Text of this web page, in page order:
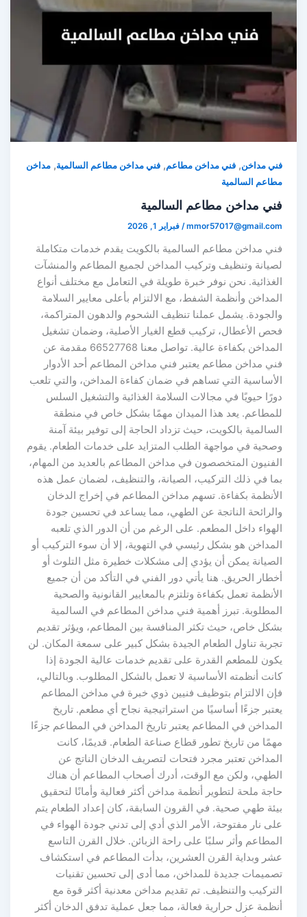
مداخن ,فني مداخن مطاعم,فني مداخن مطاعم السالمية,مداخن
السالمية
مداخن مطاعم السالمية
/فبراير 1, 2026
مداخن مطاعم السالمية بالكويت يقدم خدمات متكاملة
وتنظيف وتركيب المداخن لجميع المطاعم والمنشآت
نحن نوفر خبرة طويلة في التعامل مع مختلف أنواع
وأنظمة الشفط، مع الالتزام بأعلى معايير السلامة
يشمل عملنا تنظيف الشحوم والدهون المتراكمة،
الأعطال، تركيب قطع الغيار الأصلية، وضمان تشغيل
المداخن بكفاءة عالية. تواصل معنا 66527768 مقدمة عن
مداخن مطاعم يعتبر فني مداخن المطاعم أحد الأدوار
التي تساهم في ضمان كفاءة المداخن، والتي تلعب
حيويًا في مجالات السلامة الغذائية والتشغيل السلس
يعد هذا الميدان مهمًا بشكل خاص في منطقة
بالكويت، حيث تزداد الحاجة إلى توفير بيئة آمنة
في مواجهة الطلب المتزايد على خدمات الطعام. يقوم
المتخصصون في مداخن المطاعم بالعديد من المهام،
في ذلك التركيب، الصيانة، والتنظيف، لضمان عمل هذه
بكفاءة. تسهم مداخن المطاعم في إخراج الدخان
الناتجة عن الطهي، مما يساعد في تحسين جودة
داخل المطعم. على الرغم من أن الدور الذي تلعبه
هو بشكل رئيسي في التهوية، إلا أن سوء التركيب أو
يمكن أن يؤدي إلى مشكلات خطيرة مثل التلوث أو
الحريق. هنا يأتي دور الفني في التأكد من أن جميع
تعمل بكفاءة وتلتزم بالمعايير القانونية والصحية
تبرز أهمية فني مداخن المطاعم في السالمية
خاص، حيث تكثر المنافسة بين المطاعم، ويؤثر تقديم
تناول الطعام الجيدة بشكل كبير على سمعة المكان. لن
للمطعم القدرة على تقديم خدمات عالية الجودة إذا
أنظمته الأساسية لا تعمل بالشكل المطلوب. وبالتالي،
الالتزام بتوظيف فنيين ذوي خبرة في مداخن المطاعم
جزءًا أساسيًا من استراتيجية نجاح أي مطعم. تاريخ
في المطاعم يعتبر تاريخ المداخن في المطاعم جزءًا
من تاريخ تطور قطاع صناعة الطعام. قديمًا، كانت
تعتبر مجرد فتحات لتصريف الدخان الناتج عن
ولكن مع الوقت، أدرك أصحاب المطاعم أن هناك
ملحة لتطوير أنظمة مداخن أكثر فعالية وأمانًا لتحقيق
طهي صحية. في القرون السابقة، كان إعداد الطعام يتم
نار مفتوحة، الأمر الذي أدي إلى تدني جودة الهواء في
وأثر سلبًا على راحة الزبائن. خلال القرن التاسع
وبداية القرن العشرين، بدأت المطاعم في استكشاف
جديدة للمداخن، مما أدى إلى تحسين تقنيات
والتنظيف. تم تقديم مداخن معدنية أكثر قوة مع
عزل حرارية فعالة، مما جعل عملية تدفق الدخان أكثر